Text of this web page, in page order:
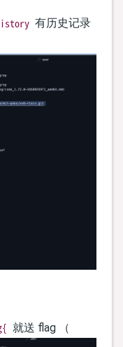
day)
有历史记录
就送 flag （